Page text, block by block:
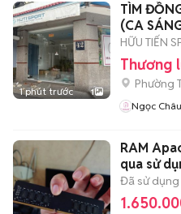
1 phút trước 1
TÌM
(CA
HỮU TIẾN
Thương
Phường
Ngọc
RAM
qua sử
Đã sử dụng